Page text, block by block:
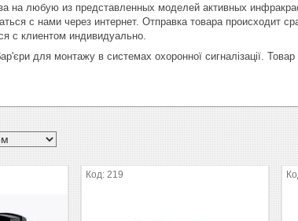
на любую из представленных моделей активных
с нами через интернет. Отправка товара происходит
с клиентом индивидуально.
для монтажу в системах охоронної сигналізації.
219